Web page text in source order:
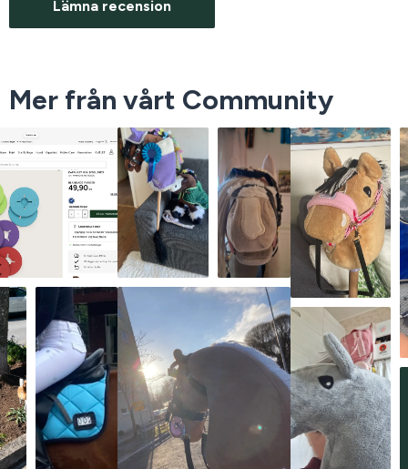
Lämna recension
Mer från vårt Community